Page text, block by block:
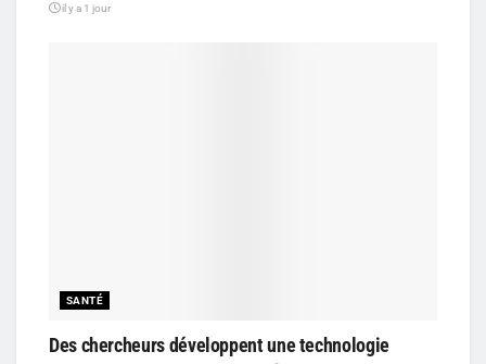
il y a 1 jour
SANTÉ
Des chercheurs développent une technologie